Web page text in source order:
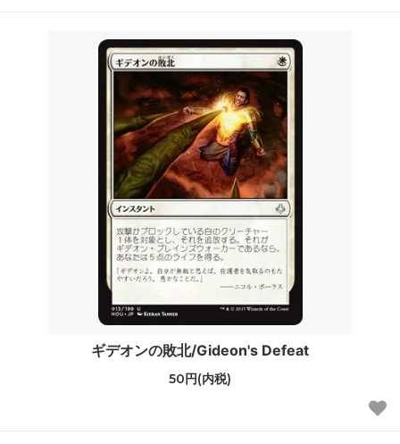
ギデオンの敗北/Gideon's Defeat
50円(内税)